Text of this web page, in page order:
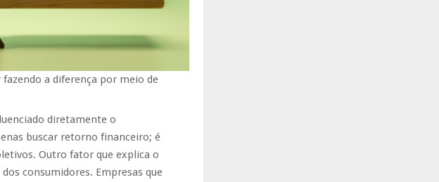
fazendo a diferença por meio de
diretamente o
buscar retorno financeiro; é
Outro fator que explica o
consumidores. Empresas que